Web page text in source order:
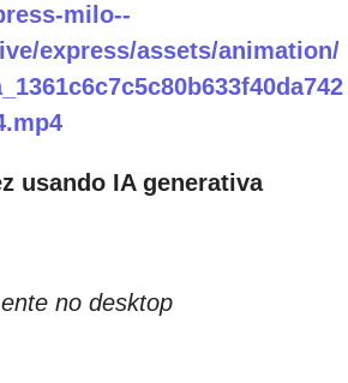
milo--
express/assets/animation/
usando IA generativa
no desktop